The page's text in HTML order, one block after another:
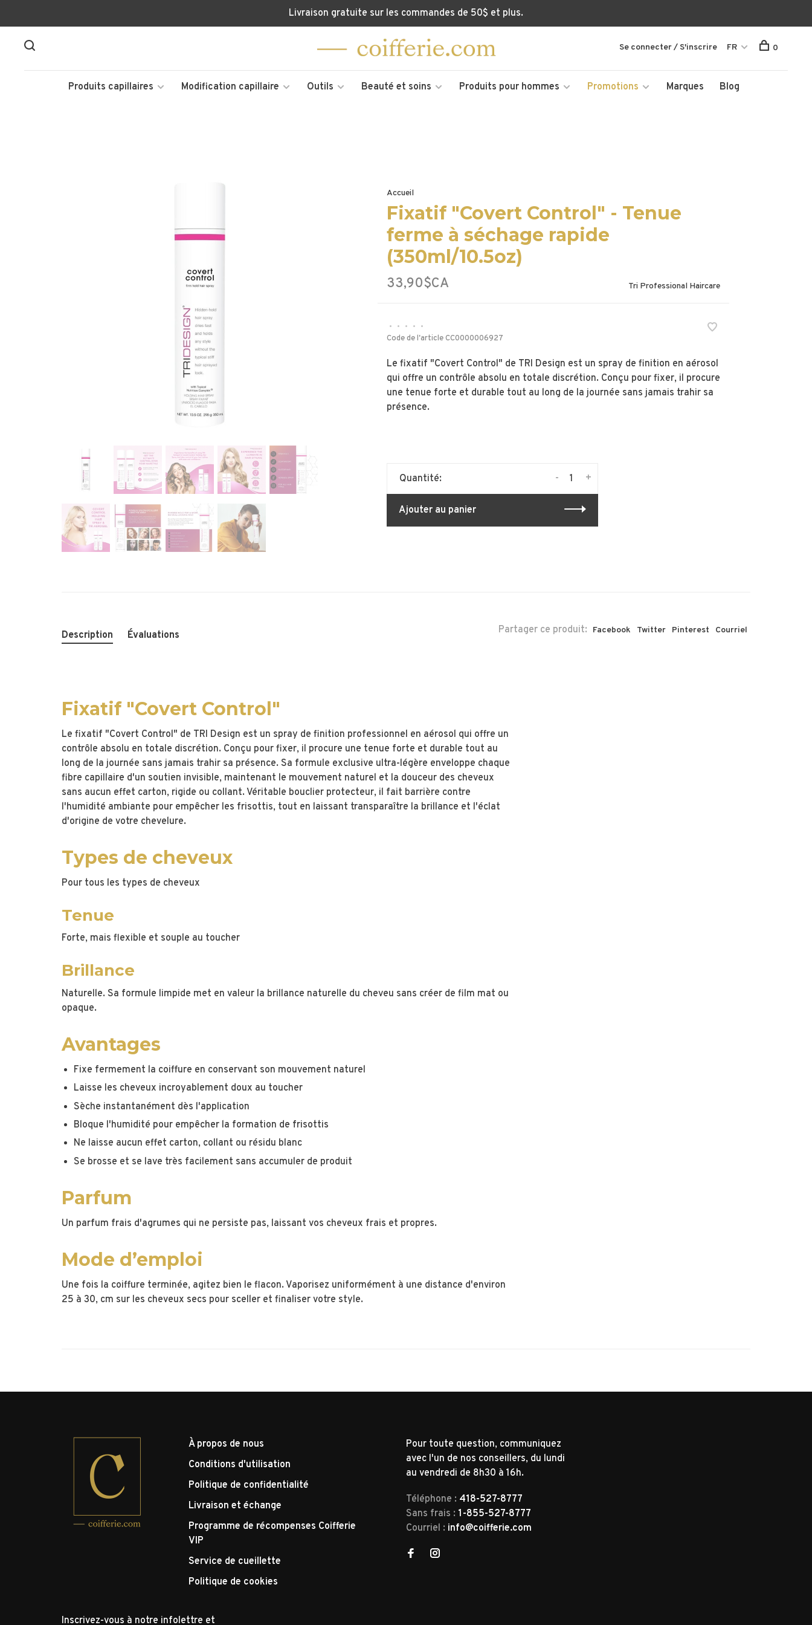
Livraison gratuite sur les commandes de 50$ et plus.
Produits capillaires Modification capillaire Outils Beauté et soins Produits pour hommes Promotions Marques Blog
Se connecter / S'inscrire FR 0
Accueil
Fixatif "Covert Control" - Tenue
ferme à séchage rapide
(350ml/10.5oz)
33,90$CA Tri Professional Haircare
• • • •
•
Code de l'articleCC0000006927
Le fixatif "Covert Control" de TRI Design est un spray de finition en aérosol
qui offre un contrôle absolu en totale discrétion. Conçu pour fixer, il procure
une tenue forte et durable tout au long de la journée sans jamais trahir sa
présence.
Quantité: +
-
Ajouter au panier
Partager ce produit: Facebook Twitter Pinterest Courriel
Description Évaluations
Fixatif "Covert Control"
Le fixatif "Covert Control" de TRI Design est un spray de finition professionnel en aérosol qui offre un
contrôle absolu en totale discrétion. Conçu pour fixer, il procure une tenue forte et durable tout au
long de la journée sans jamais trahir sa présence. Sa formule exclusive ultra-légère enveloppe chaque
fibre capillaire d'un soutien invisible, maintenant le mouvement naturel et la douceur des cheveux
sans aucun effet carton, rigide ou collant. Véritable bouclier protecteur, il fait barrière contre
l'humidité ambiante pour empêcher les frisottis, tout en laissant transparaître la brillance et l'éclat
d'origine de votre chevelure.
Types de cheveux
Pour tous les types de cheveux
Tenue
Forte, mais flexible et souple au toucher
Brillance
Naturelle. Sa formule limpide met en valeur la brillance naturelle du cheveu sans créer de film mat ou
opaque.
Avantages
Fixe fermement la coiffure en conservant son mouvement naturel
Laisse les cheveux incroyablement doux au toucher
Sèche instantanément dès l'application
Bloque l'humidité pour empêcher la formation de frisottis
Ne laisse aucun effet carton, collant ou résidu blanc
Se brosse et se lave très facilement sans accumuler de produit
Parfum
Un parfum frais d'agrumes qui ne persiste pas, laissant vos cheveux frais et propres.
Mode d’emploi
Une fois la coiffure terminée, agitez bien le flacon. Vaporisez uniformément à une distance d'environ
25 à 30, cm sur les cheveux secs pour sceller et finaliser votre style.
À propos de nous
Conditions d'utilisation
Politique de confidentialité
Livraison et échange
Programme de récompenses Coifferie
VIP
Service de cueillette
Politique de cookies
Inscrivez-vous à notre infolettre et
Pour toute question, communiquez
avec l'un de nos conseillers, du lundi
au vendredi de 8h30 à 16h.
Téléphone : 418-527-8777
Sans frais : 1-855-527-8777
Courriel : info@coifferie.com